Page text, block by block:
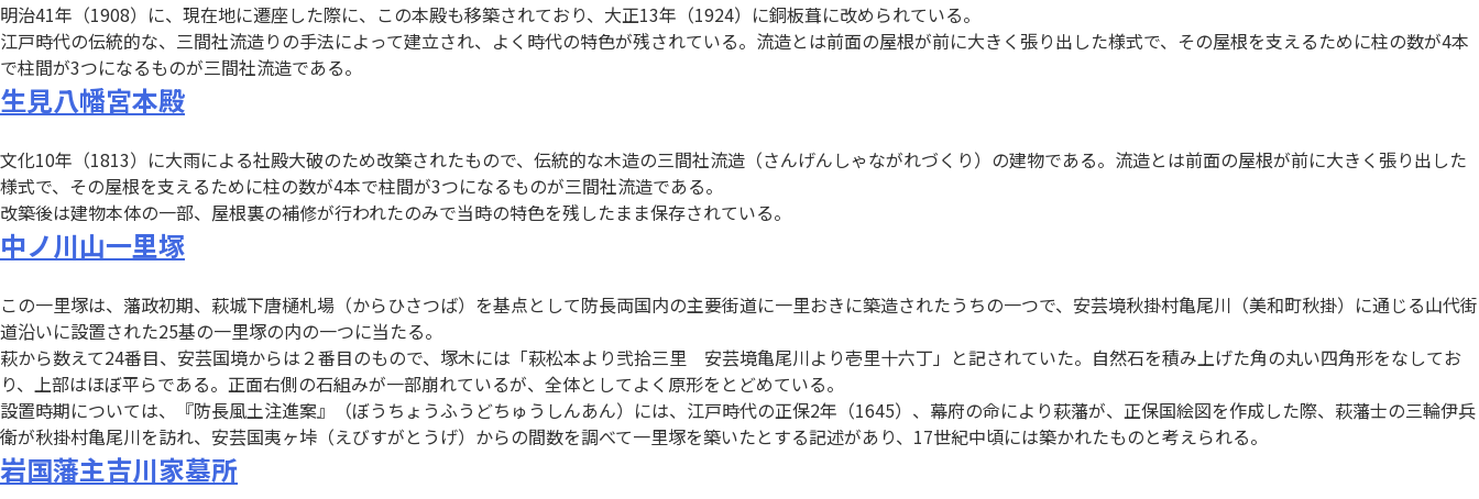
明治41年（1908）に、現在地に遷座した際に、この本殿も移築されており、大正13年（1924）に銅板葺に改められている。
江戸時代の伝統的な、三間社流造りの手法によって建立され、よく時代の特色が残されている。流造とは前面の屋根が前に大きく張り出した様式で、その屋根を支えるために柱の数が4本
で柱間が3つになるものが三間社流造である。
生見八幡宮本殿
文化10年（1813）に大雨による社殿大破のため改築されたもので、伝統的な木造の三間社流造（さんげんしゃながれづくり）の建物である。流造とは前面の屋根が前に大きく張り出した
様式で、その屋根を支えるために柱の数が4本で柱間が3つになるものが三間社流造である。
改築後は建物本体の一部、屋根裏の補修が行われたのみで当時の特色を残したまま保存されている。
中ノ川山一里塚
この一里塚は、藩政初期、萩城下唐樋札場（からひさつば）を基点として防長両国内の主要街道に一里おきに築造されたうちの一つで、安芸境秋掛村亀尾川（美和町秋掛）に通じる山代街
道沿いに設置された25基の一里塚の内の一つに当たる。
萩から数えて24番目、安芸国境からは２番目のもので、塚木には「萩松本より弐拾三里 安芸境亀尾川より壱里十六丁」と記されていた。自然石を積み上げた角の丸い四角形をなしてお
り、上部はほぼ平らである。正面右側の石組みが一部崩れているが、全体としてよく原形をとどめている。
設置時期については、『防長風土注進案』（ぼうちょうふうどちゅうしんあん）には、江戸時代の正保2年（1645）、幕府の命により萩藩が、正保国絵図を作成した際、萩藩士の三輪伊兵
衛が秋掛村亀尾川を訪れ、安芸国夷ヶ垰（えびすがとうげ）からの間数を調べて一里塚を築いたとする記述があり、17世紀中頃には築かれたものと考えられる。
岩国藩主吉川家墓所